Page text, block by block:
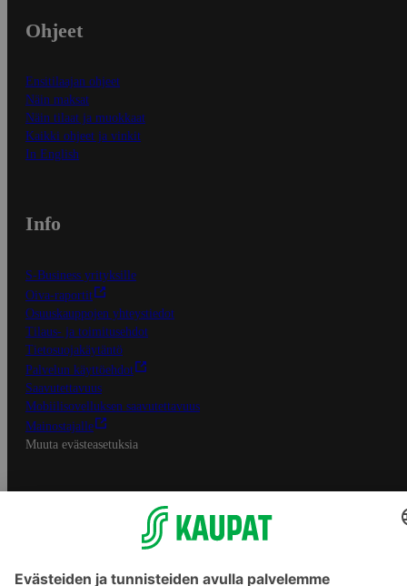
Ohjeet
Ensitilaajan ohjeet
Näin maksat
Näin tilaat ja muokkaat
Kaikki ohjeet ja vinkit
In English
Info
S-Business yrityksille
Oiva-raportit
Osuuskauppojen yhteystiedot
Tilaus- ja toimitusehdot
Tietosuojakäytäntö
Palvelun käyttöehdot
Saavutettavuus
Mobiilisovelluksen saavutettavuus
Mainostajalle
Muuta evästeasetuksia
S-ryhmän palvelut